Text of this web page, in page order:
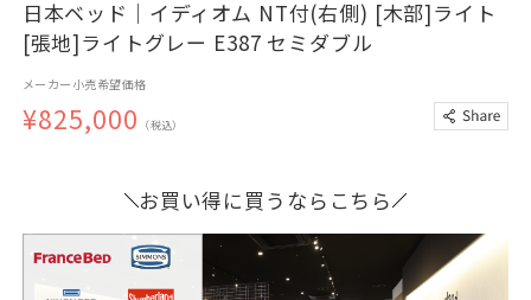
日本ベッド｜イディオム NT付(右側) [木部]ライト
[張地]ライトグレー E387 セミダブル
メーカー小売希望価格
¥825,000 （税込）
お買い得に買うならこちら